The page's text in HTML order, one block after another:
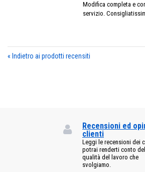
Modifica completa e
servizio.
« Indietro ai prodotti recensiti
Recensioni ed
clienti
Leggi le recensioni dei
potrai renderti conto
qualità del lavoro che
svolgiamo.